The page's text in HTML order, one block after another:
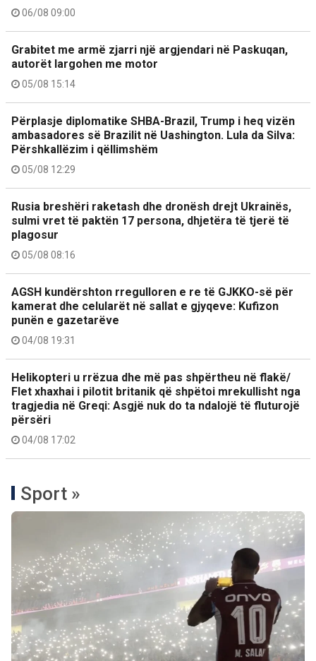
06/08 09:00
Grabitet me armë zjarri një argjendari në Paskuqan,
autorët largohen me motor
05/08 15:14
Përplasje diplomatike SHBA-Brazil, Trump i heq vizën
ambasadores së Brazilit në Uashington. Lula da Silva:
Përshkallëzim i qëllimshëm
05/08 12:29
Rusia breshëri raketash dhe dronësh drejt Ukrainës,
sulmi vret të paktën 17 persona, dhjetëra të tjerë të
plagosur
05/08 08:16
AGSH kundërshton rregulloren e re të GJKKO-së për
kamerat dhe celularët në sallat e gjyqeve: Kufizon
punën e gazetarëve
04/08 19:31
Helikopteri u rrëzua dhe më pas shpërtheu në flakë/
Flet xhaxhai i pilotit britanik që shpëtoi mrekullisht nga
tragjedia në Greqi: Asgjë nuk do ta ndalojë të fluturojë
përsëri
04/08 17:02
Sport »